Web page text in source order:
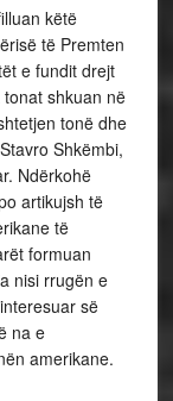
këtë
të Premten
e fundit drejt
shkuan në
tonë dhe
Shkëmbi,
Ndërkohë
artikujsh të
të
formuan
nisi rrugën e
së
na e
amerikane.